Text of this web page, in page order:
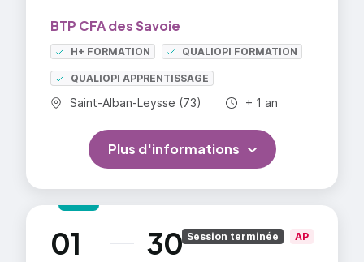
BTP CFA des Savoie
H+ FORMATION QUALIOPI FORMATION
QUALIOPI APPRENTISSAGE
Commune :
Saint-Alban-Leysse (73) Durée totale :
+ 1 an
Plus d'informations
01
au 30 Session terminée AP